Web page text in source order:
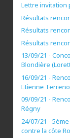
Lettre invitation
Résultats
Résultats
Résultats
13/09/21 -
Blondière
16/09/21 -
Etienne
09/09/21 -
Régny
24/07/21 -
contre la côte